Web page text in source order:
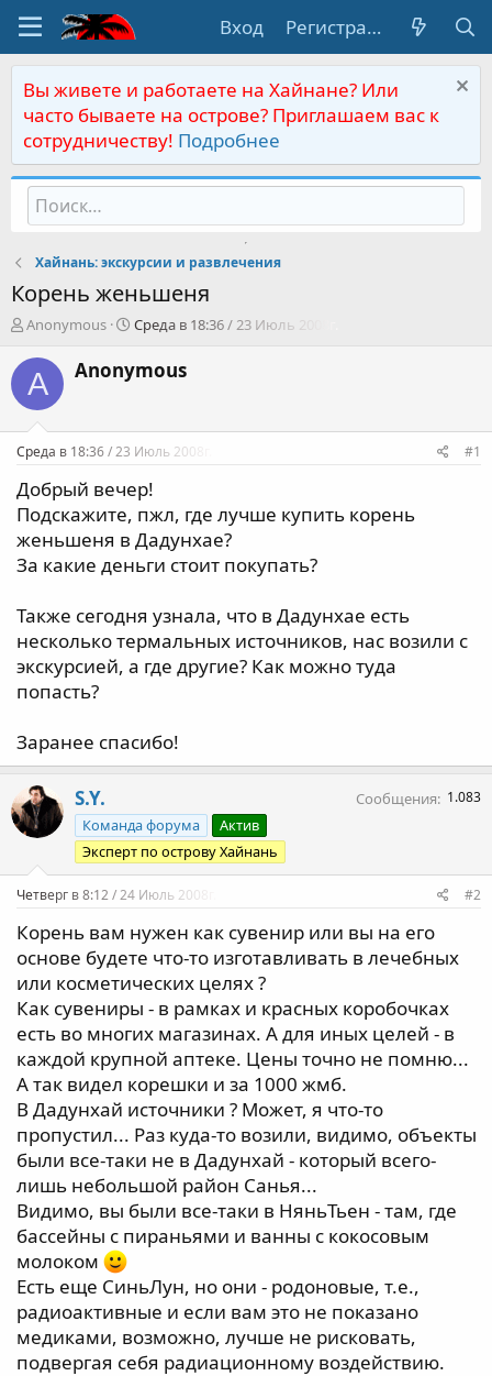
Вход Регистрация
Вы живете и работаете на Хайнане? Или
часто бываете на острове? Приглашаем вас к
сотрудничеству! Подробнее
Хайнань: экскурсии и развлечения
Корень женьшеня
А
т
о
р
м
ы
Anonymous
Д
т
а
ч
а
л
а
Среда в 18:36 / 23 Июль 2008г.
A Anonymous
Среда в 18:36 / 23 Июль 2008г. #1
Добрый вечер!
Подскажите, пжл, где лучше купить корень
женьшеня в Дадунхае?
За какие деньги стоит покупать?
Также сегодня узнала, что в Дадунхае есть
несколько термальных источников, нас возили с
экскурсией, а где другие? Как можно туда
попасть?
Заранее спасибо!
S.Y.
Команда форума
Актив
Эксперт по острову Хайнань
Сообщения 1.083
Четверг в 8:12 / 24 Июль 2008г. #2
Корень вам нужен как сувенир или вы на его
основе будете что-то изготавливать в лечебных
или косметических целях ?
Как сувениры - в рамках и красных коробочках
есть во многих магазинах. А для иных целей - в
каждой крупной аптеке. Цены точно не помню...
А так видел корешки и за 1000 жмб.
В Дадунхай источники ? Может, я что-то
пропустил... Раз куда-то возили, видимо, объекты
были все-таки не в Дадунхай - который всего-
лишь небольшой район Санья...
Видимо, вы были все-таки в НяньТьен - там, где
бассейны с пираньями и ванны с кокосовым
молоком
Есть еще СиньЛун, но они - родоновые, т.е.,
радиоактивные и если вам это не показано
медиками, возможно, лучше не рисковать,
подвергая себя радиационному воздействию.